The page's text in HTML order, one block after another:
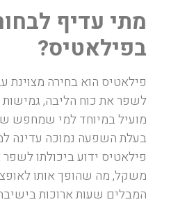
מתי עדיף
בפילאטיס?
פילאטיס הוא בחירה מצוינת
לשפר את כוח הליבה, גמישות
מועיל במיוחד למי שמחפש
בעלת השפעה נמוכה עדינה
פילאטיס ידוע ביכולתו לשפר
משקל, מה שהופך אותו
המבלים שעות ארוכות